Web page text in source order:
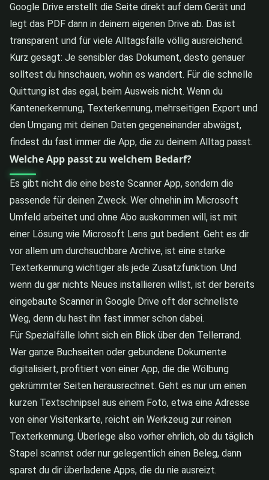
Google Drive erstellt die Seite direkt auf dem Gerät und
legt das PDF dann in deinem eigenen Drive ab. Das ist
transparent und für viele Alltagsfälle völlig ausreichend.
Kurz gesagt: Je sensibler das Dokument, desto genauer
solltest du hinschauen, wohin es wandert. Für die schnelle
Quittung ist das egal, beim Ausweis nicht. Wenn du
Kantenerkennung, Texterkennung, mehrseitigen Export und
den Umgang mit deinen Daten gegeneinander abwägst,
findest du fast immer die App, die zu deinem Alltag passt.
Welche App passt zu welchem Bedarf?
Es gibt nicht die eine beste Scanner App, sondern die
passende für deinen Zweck. Wer ohnehin im Microsoft
Umfeld arbeitet und ohne Abo auskommen will, ist mit
einer Lösung wie Microsoft Lens gut bedient. Geht es dir
vor allem um durchsuchbare Archive, ist eine starke
Texterkennung wichtiger als jede Zusatzfunktion. Und
wenn du gar nichts Neues installieren willst, ist der bereits
eingebaute Scanner in Google Drive oft der schnellste
Weg, denn du hast ihn fast immer schon dabei.
Für Spezialfälle lohnt sich ein Blick über den Tellerrand.
Wer ganze Buchseiten oder gebundene Dokumente
digitalisiert, profitiert von einer App, die die Wölbung
gekrümmter Seiten herausrechnet. Geht es nur um einen
kurzen Textschnipsel aus einem Foto, etwa eine Adresse
von einer Visitenkarte, reicht ein Werkzeug zur reinen
Texterkennung. Überlege also vorher ehrlich, ob du täglich
Stapel scannst oder nur gelegentlich einen Beleg, dann
sparst du dir überladene Apps, die du nie ausreizt.